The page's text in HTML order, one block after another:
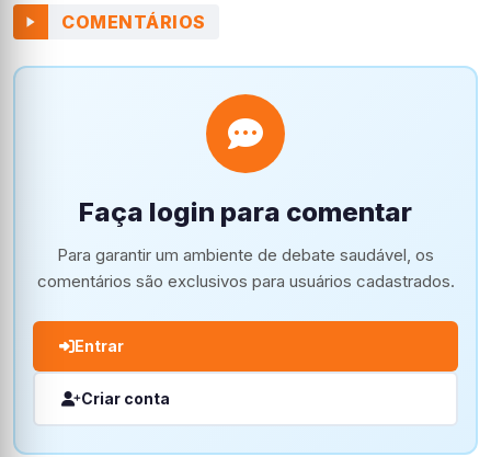
COMENTÁRIOS
Faça login para comentar
Para garantir um ambiente de debate saudável, os
comentários são exclusivos para usuários cadastrados.
Entrar
Criar conta